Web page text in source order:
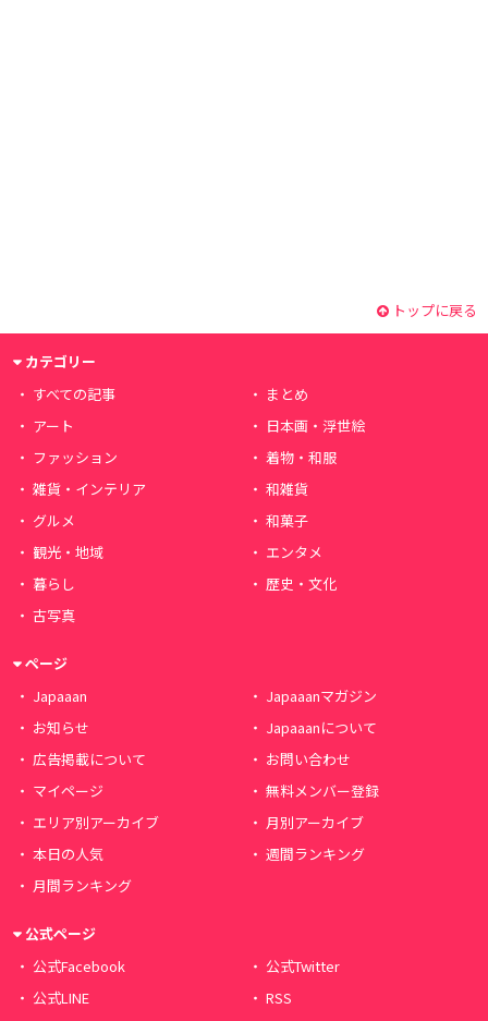
トップに戻る
カテゴリー
すべての記事
まとめ
アート
日本画・浮世絵
ファッション
着物・和服
雑貨・インテリア
和雑貨
グルメ
和菓子
観光・地域
エンタメ
暮らし
歴史・文化
古写真
ページ
Japaaan
Japaaanマガジン
お知らせ
Japaaanについて
広告掲載について
お問い合わせ
マイページ
無料メンバー登録
エリア別アーカイブ
月別アーカイブ
本日の人気
週間ランキング
月間ランキング
公式ページ
公式Facebook
公式Twitter
公式LINE
RSS